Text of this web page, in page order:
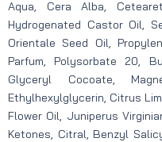
Aqua, Cera Alba,
Hydrogenated Castor Oil,
Orientale Seed Oil,
Parfum, Polysorbate 20,
Glyceryl Cocoate,
Ethylhexylglycerin, Citrus
Flower Oil, Juniperus
Ketones, Citral, Benzyl